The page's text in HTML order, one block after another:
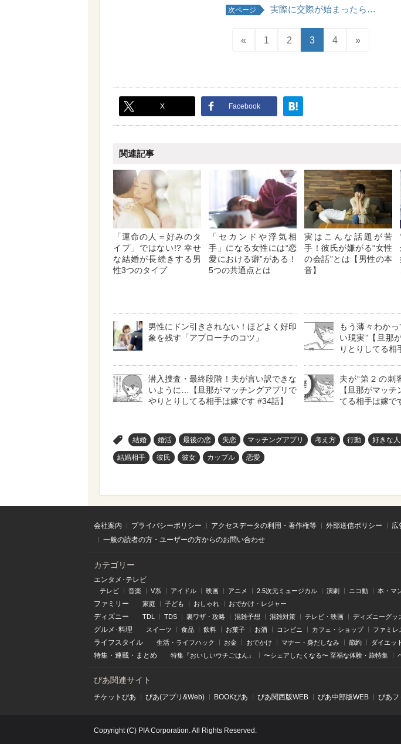
次ページ 実際に交際が始まったら…
« 1 2 3 4 »
X Facebook
関連記事
「運命の人＝好みのタ
イプ」ではない!? 幸せ
な結婚が長続きする男
性3つのタイプ
「セカンドや浮気相
手」になる女性には“恋
愛における癖”がある！
5つの共通点とは
実はこんな話題が苦
手！彼氏が嫌がる“女性
の会話”とは【男性の本
音】
男性にドン引きされない！ほどよく好印
象を残す「アプローチのコツ」
もう薄々わか
い現実”【旦那
りとりしてる相
潜入捜査・最終段階！夫が言い訳できな
いように…【旦那がマッチングアプリで
やりとりしてる相手は嫁です #34話】
夫が“第２の刺
【旦那がマッ
てる相手は嫁で
結婚 婚活 最後の恋 失恋 マッチングアプリ 考え方 行動 好きな人
結婚相手 彼氏 彼女 カップル 恋愛
会社案内 プライバシーポリシー アクセスデータの利用・著作権等 外部送信ポリシー
広
一般の読者の方・ユーザーの方からのお問い合わせ
カテゴリー
エンタメ･テレビ
テレビ 音楽 V系 アイドル 映画 アニメ 2.5次元ミュージカル 演劇 ニコ動 本・マ
ファミリー 家庭 子ども おしゃれ おでかけ・レジャー
ディズニー TDL TDS 裏ワザ・攻略 混雑予想 混雑対策 テレビ・映画 ディズニーグッ
グルメ･料理 スイーツ 食品 飲料 お菓子 お酒 コンビニ カフェ・ショップ ファミレ
ライフスタイル 生活・ライフハック お金 おでかけ マナー・身だしなみ 節約 ダイエッ
特集 ・ 連載 ・ まとめ 特集『おいしいウチごはん』 〜シェアしたくなる〜 至福な体験・旅特集
ぴあ関連サイト
チケットぴあ ぴあ(アプリ&Web) BOOKぴあ ぴあ関⻄版WEB ぴあ中部版WEB ぴあフ
Copyright (C) PIA Corporation. All Rights Reserved.